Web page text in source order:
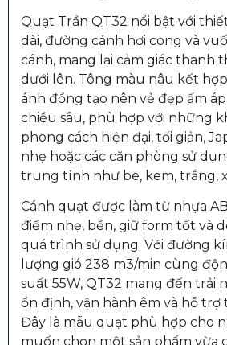
Quạt Trần QT32 nổi bật với
dài, đường cánh hơi cong và
cánh, mang lại cảm giác thanh
dưới lên. Tông màu nâu kết
ánh đồng tạo nên vẻ đẹp ấm
chiều sâu, phù hợp với những
phong cách hiện đại, tối giản,
nhẹ hoặc các căn phòng sử
trung tính như be, kem, trắng,
Cánh quạt được làm từ nhựa
điểm nhẹ, bền, giữ form tốt và
quá trình sử dụng. Với đường
lượng gió 238 m3/min cùng
suất 55W, QT32 mang đến trải
ổn định, vận hành êm và hỗ trợ
Đây là mẫu quạt phù hợp cho
muốn chọn một sản phẩm vừa